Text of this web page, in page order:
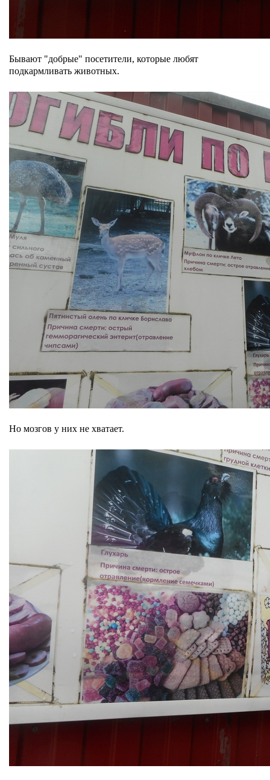
Бывают "добрые" посетители, которые любят
подкармливать животных.
Но мозгов у них не хватает.